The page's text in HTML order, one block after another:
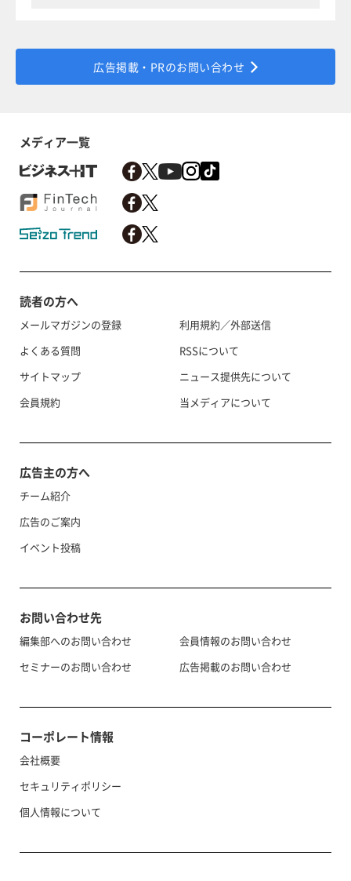
広告掲載・PRのお問い合わせ
メディア一覧
読者の方へ
メールマガジンの登録
よくある質問
サイトマップ
会員規約
利用規約／外部送信
RSSについて
ニュース提供先について
当メディアについて
広告主の方へ
チーム紹介
広告のご案内
イベント投稿
お問い合わせ先
編集部へのお問い合わせ
セミナーのお問い合わせ
会員情報のお問い合わせ
広告掲載のお問い合わせ
コーポレート情報
会社概要
セキュリティポリシー
個人情報について